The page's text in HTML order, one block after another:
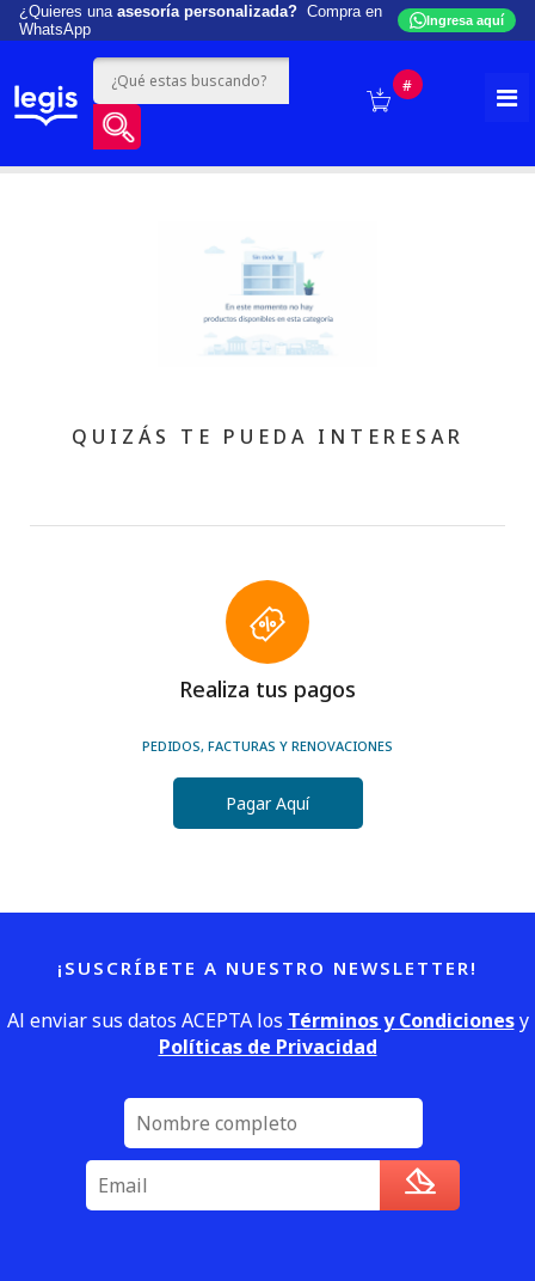
¿Quieres una asesoría personalizada? Compra en
WhatsApp
Ingresa aquí
#
QUIZÁS TE PUEDA INTERESAR
Realiza tus pagos
PEDIDOS, FACTURAS Y RENOVACIONES
Pagar Aquí
¡SUSCRÍBETE A NUESTRO NEWSLETTER!
Al enviar sus datos ACEPTA los Términos y Condicionesy
Políticas de Privacidad